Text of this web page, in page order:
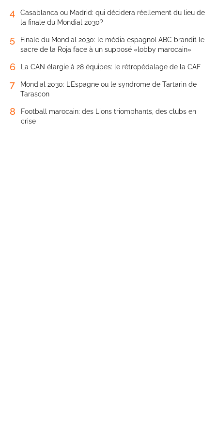
4
Casablanca ou Madrid: qui décidera réellement du lieu de
la finale du Mondial 2030?
5
Finale du Mondial 2030: le média espagnol ABC brandit le
sacre de la Roja face à un supposé «lobby marocain»
6 La CAN élargie à 28 équipes: le rétropédalage de la CAF
7
Mondial 2030: L’Espagne ou le syndrome de Tartarin de
Tarascon
8
Football marocain: des Lions triomphants, des clubs en
crise